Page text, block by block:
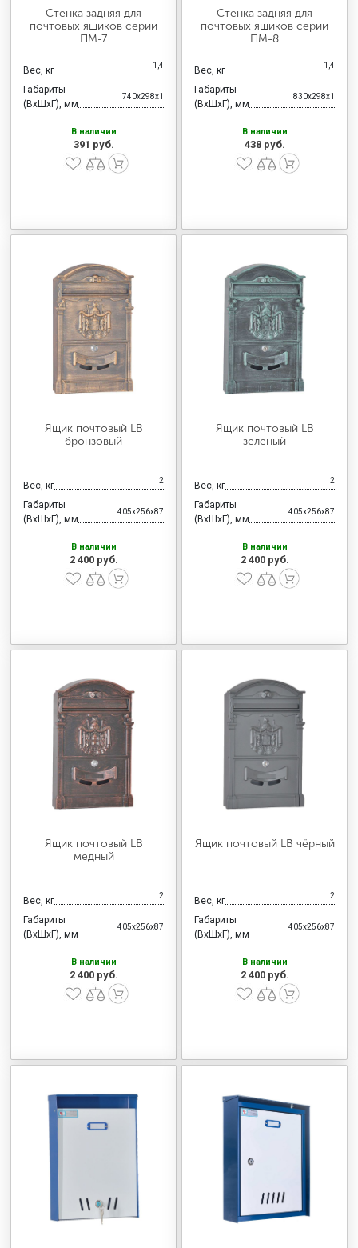
Стенка задняя для
почтовых ящиков серии
ПМ-7
Вес, кг 1,4
Габариты
(ВхШхГ), мм
740x298x1
В наличии
391 руб.
Стенка задняя для
почтовых ящиков серии
ПМ-8
Вес, кг 1,4
Габариты
(ВхШхГ), мм
830x298x1
В наличии
438 руб.
Ящик почтовый LB
бронзовый
Вес, кг 2
Габариты
(ВхШхГ), мм
405x256x87
В наличии
2 400 руб.
Ящик почтовый LB
зеленый
Вес, кг 2
Габариты
(ВхШхГ), мм
405x256x87
В наличии
2 400 руб.
Ящик почтовый LB
медный
Вес, кг 2
Габариты
(ВхШхГ), мм
405x256x87
В наличии
2 400 руб.
Ящик почтовый LB чёрный
Вес, кг 2
Габариты
(ВхШхГ), мм
405x256x87
В наличии
2 400 руб.